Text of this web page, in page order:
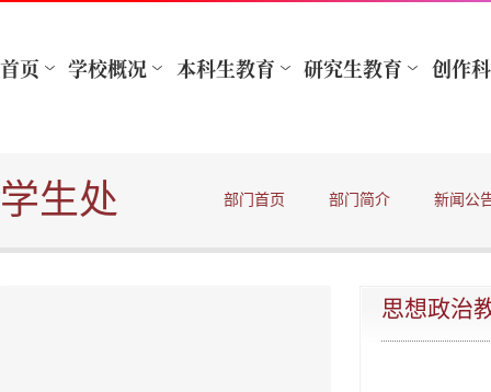
学生处 部门首页 部门简介 新闻公
思想政治